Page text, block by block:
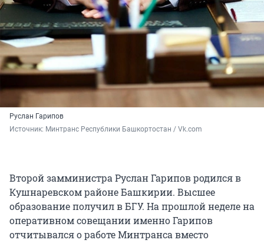
Руслан Гарипов
Источник: Минтранс Республики Башкортостан / Vk.com
Второй замминистра Руслан Гарипов родился в
Кушнаревском районе Башкирии. Высшее
образование получил в БГУ. На прошлой неделе на
оперативном совещании именно Гарипов
отчитывался о работе Минтранса вместо